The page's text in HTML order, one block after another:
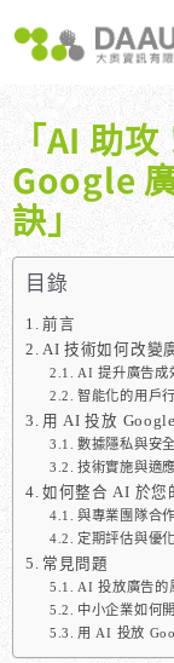
至
內
「AI 助
Google
訣」
目錄
前言
AI 技術如何改變
AI 提升廣告成
智能化的用戶
用 AI 投放
數據隱私與安
技術實施與適
如何整合 AI 於您
與專業團隊合作
定期評估與優化
常見問題
AI 投放廣告的
中小企業如何
用 AI 投放